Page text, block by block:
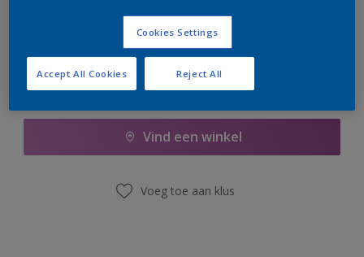
Boodschappenlijst
Vind een winkel
Voeg toe aan klus
Cookies Settings
Reject All
Accept All Cookies